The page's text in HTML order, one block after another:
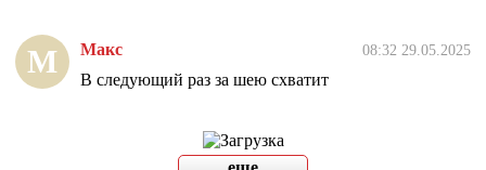
М Макс 08:32 29.05.2025
В следующий раз за шею схватит